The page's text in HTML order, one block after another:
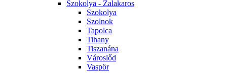
Szokolya - Zalakaros
Szokolya
Szolnok
Tapolca
Tihany
Tiszanána
Városlőd
Vaspör